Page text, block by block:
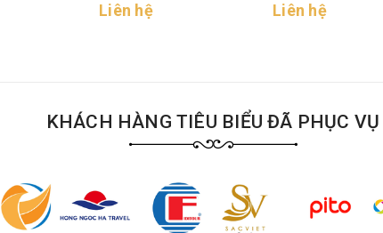
Teabreak
Liên hệ Liên hệ
KHÁCH HÀNG TIÊU BIỂU ĐÃ PHỤC VỤ